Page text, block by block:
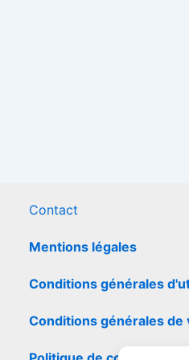
Contact
Mentions légales
Conditions générales
Conditions générales de